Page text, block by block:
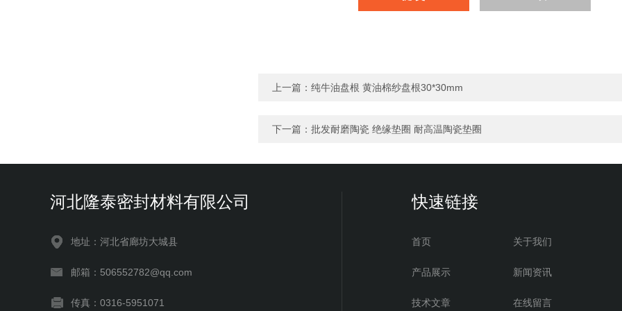
上一篇： 纯牛油盘根 黄油棉纱盘根30*30mm
下一篇： 批发耐磨陶瓷 绝缘垫圈 耐高温陶瓷垫圈
河北隆泰密封材料有限公司
地址：河北省廊坊大城县
邮箱：506552782@qq.com
传真：0316-5951071
快速链接
首页 关于我们
产品展示 新闻资讯
技术文章 在线留言